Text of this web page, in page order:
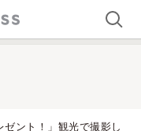
ゼント！」観光で撮影し